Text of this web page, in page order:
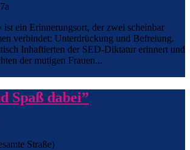
ist ein Erinnerungsort, der zwei scheinbar
verbindet: Unterdrückung und Befreiung.
Inhaftierten der SED-Diktatur erinnert und
der mutigen Frauen...
Spaß dabei”
Straße)